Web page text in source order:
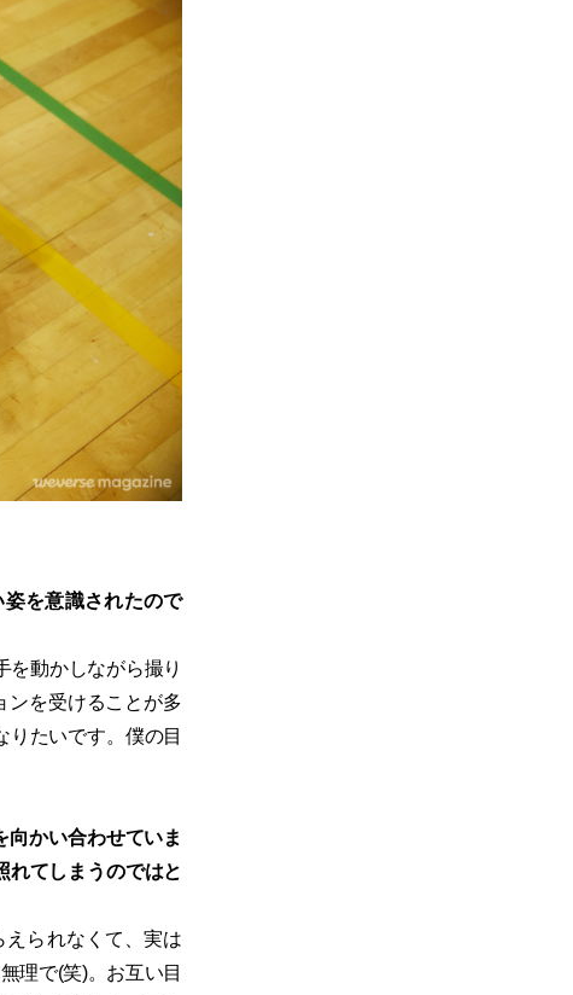
姿を意識されたので
を動かしながら撮り
ンを受けることが多
たいです。僕の目
向かい合わせていま
れてしまうのではと
られなくて、実は
理で(笑)。お互い目